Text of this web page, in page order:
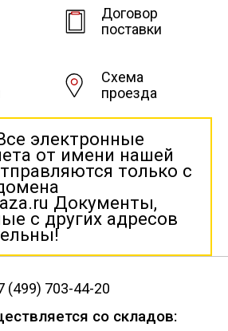
Договор
поставки
Схема
проезда
электронные
от имени нашей
только с
Документы,
с других адресов
(499) 703-44-20
со складов: